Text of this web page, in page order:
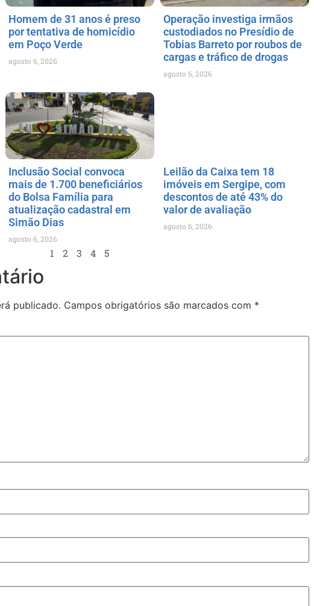
Homem de 31 anos é preso
por tentativa de homicídio
em Poço Verde
agosto 6, 2026
Operação investiga irmãos
custodiados no Presídio de
Tobias Barreto por roubos de
cargas e tráfico de drogas
agosto 6, 2026
Inclusão Social convoca
mais de 1.700 beneficiários
do Bolsa Família para
atualização cadastral em
Simão Dias
agosto 6, 2026
Leilão da Caixa tem 18
imóveis em Sergipe, com
descontos de até 43% do
valor de avaliação
agosto 6, 2026
1 2 3 4 5
publicado. Campos obrigatórios são marcados com *